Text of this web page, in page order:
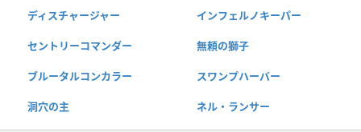
ディスチャージャー インフェルノキーパー
セントリーコマンダー 無頼の獅子
ブルータルコンカラー スワンプハーバー
洞穴の主 ネル・ランサー